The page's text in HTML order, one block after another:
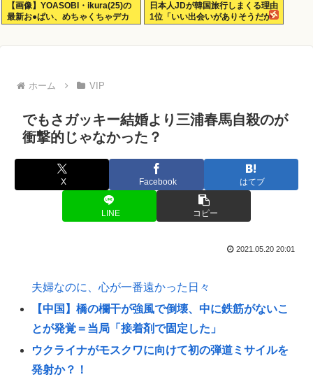
【画像】YOASOBI・ikura(25)の
最新お●ぱい、めちゃくちゃデカ
日本人JDが韓国旅行しまくる理由
1位「いい出会いがありそうだか
ホーム VIP
でもさガッキー結婚より三浦春馬自殺のが
衝撃的じゃなかった？
X Facebook はてブ
LINE コピー
2021.05.20 20:01
夫婦なのに、心が一番遠かった日々
【中国】橋の欄干が強風で倒壊、中に鉄筋がないこ
とが発覚＝当局「接着剤で固定した」
ウクライナがモスクワに向けて初の弾道ミサイルを
発射か？！